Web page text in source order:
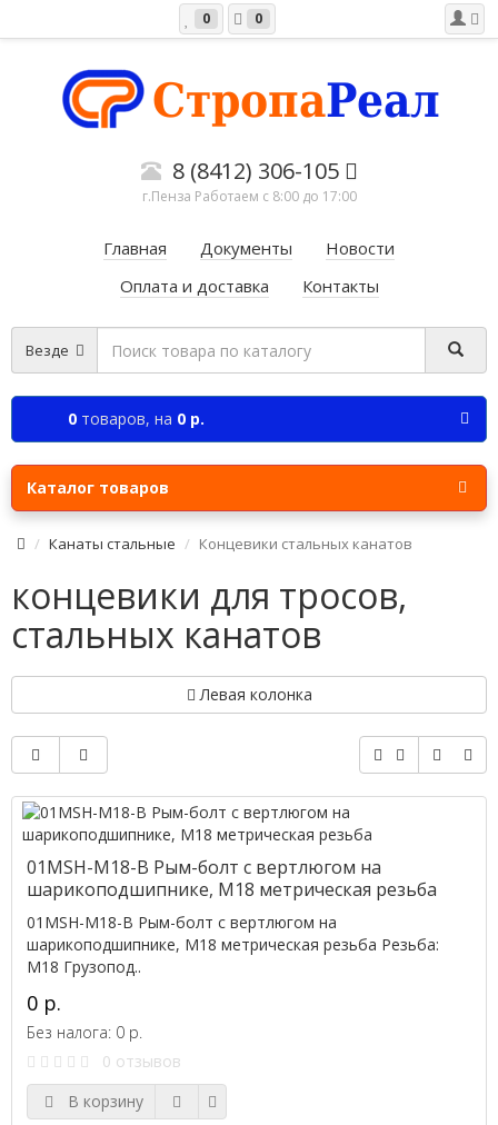
0 0
8 (8412) 306-105
г.Пенза Работаем c 8:00 до 17:00
Главная Документы
Новости
Оплата и доставка
Контакты
Везде
0 товаров, на 0 р.
Каталог товаров
Канаты стальные Концевики стальных канатов
концевики для тросов,
стальных канатов
Левая колонка
01MSH-M18-B Рым-болт с вертлюгом на
шарикоподшипнике, M18 метрическая резьба
01MSH-M18-B Рым-болт с вертлюгом на
шарикоподшипнике, M18 метрическая резьба Резьба:
M18 Грузопод..
0 р.
Без налога: 0 р.
0 отзывов
В корзину